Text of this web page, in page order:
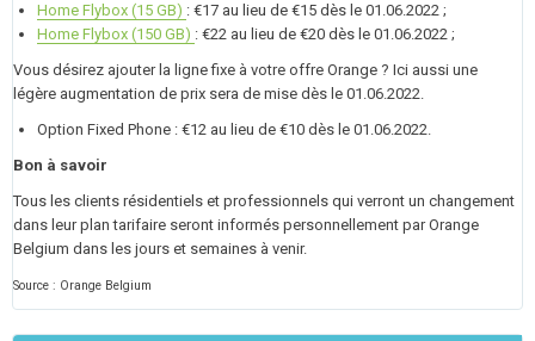
Home Flybox (15 GB) : €17 au lieu de €15 dès le 01.06.2022 ;
Home Flybox (150 GB) : €22 au lieu de €20 dès le 01.06.2022 ;
Vous désirez ajouter la ligne fixe à votre offre Orange ? Ici aussi une
légère augmentation de prix sera de mise dès le 01.06.2022.
Option Fixed Phone : €12 au lieu de €10 dès le 01.06.2022.
Bon à savoir
Tous les clients résidentiels et professionnels qui verront un changement
dans leur plan tarifaire seront informés personnellement par Orange
Belgium dans les jours et semaines à venir.
Source : Orange Belgium